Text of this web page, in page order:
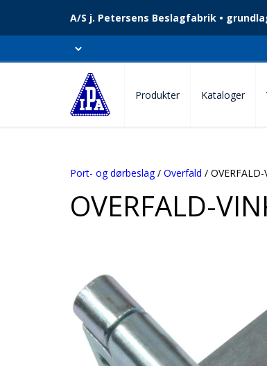
A/S j. Petersens Beslagfabrik •
Produkter Kataloger
Port- og dørbeslag/ Overfald /
OVERFALD-